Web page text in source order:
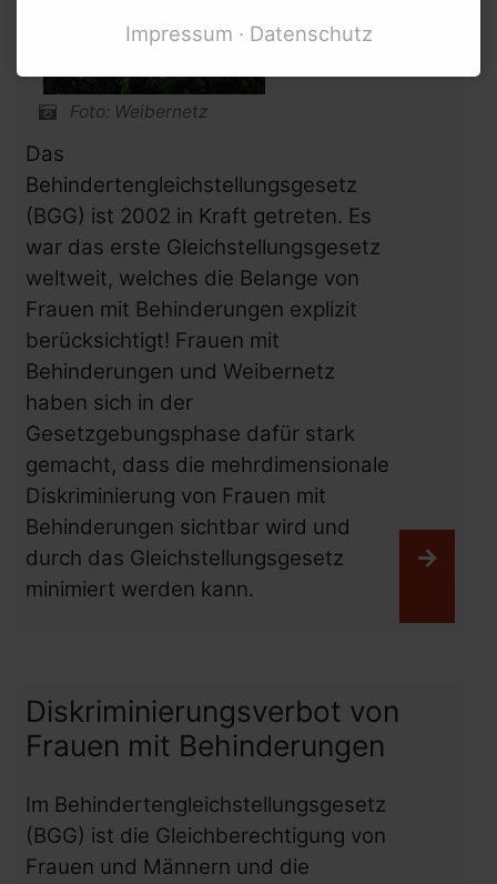
Foto: Weibernetz
Das
Behindertengleichstellungsgesetz
(BGG) ist 2002 in Kraft getreten. Es
war das erste Gleichstellungsgesetz
weltweit, welches die Belange von
Frauen mit Behinderungen explizit
berücksichtigt! Frauen mit
Behinderungen und Weibernetz
haben sich in der
Gesetzgebungsphase dafür stark
gemacht, dass die mehrdimensionale
Diskriminierung von Frauen mit
Behinderungen sichtbar wird und
durch das Gleichstellungsgesetz
minimiert werden kann.
Diskriminierungsverbot von
Frauen mit Behinderungen
Im Behindertengleichstellungsgesetz
(BGG) ist die Gleichberechtigung von
Frauen und Männern und die
Impressum
Datenschutz